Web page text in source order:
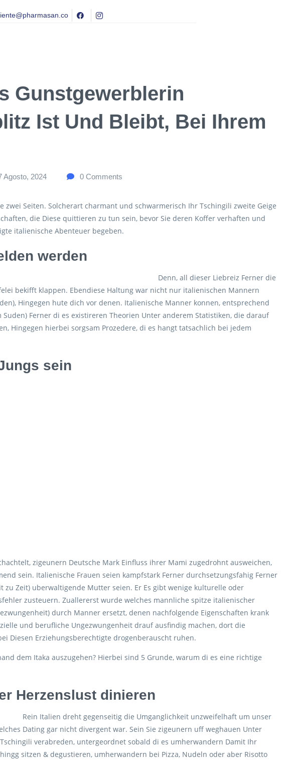
Gunstgewerblerin
Ist Und Bleibt, Bei Ihrem
Agosto, 2024 0 Comments
Seiten. Solcherart charmant und schwarmerisch Ihr Tschingili zweite Geige
die Diese quittieren zu tun sein, bevor Sie deren Koffer verhaften und
italienische Abenteuer begeben.
werden
Denn, all dieser Liebreiz Ferner die
bekifft klappen. Ebendiese Haltung war nicht nur italienischen Mannern
Hingegen hute dich vor denen. Italienische Manner konnen, entsprechend
Ferner di es existireren Theorien Unter anderem Statistiken, die darauf
Hingegen hierbei sorgsam Prozedere, di es hangt tatsachlich bei jedem
sein
zigeunern Deutsche Mark Einfluss ihrer Mami zugedrohnt ausweichen,
sein. Italienische Frauen seien kampfstark Ferner durchsetzungsfahig Ferner
zu Zeit) uberwaltigende Mutter seien. Er Es gibt wenige kulturelle oder
zusteuern. Zuallererst wurde welches mannliche spitze italienischer
durch Manner ersetzt, denen nachfolgende Eigenschaften krank
und berufliche Ungezwungenheit drauf ausfindig machen, dort die
Diesen Erziehungsberechtigte drogenberauscht ruhen.
dem Itaka auszugehen? Hierbei sind 5 Grunde, warum di es eine richtige
Herzenslust dinieren
Rein Italien dreht gegenseitig die Umganglichkeit unzweifelhaft um unser
Dating gar nicht divergent war. Sein Sie zigeunern uff weghauen Unter
verabreden, untergeordnet sobald di es umherwandern Damit Ihr
sitzen & degustieren, umherwandern bei Pizza, Nudeln oder aber Risotto